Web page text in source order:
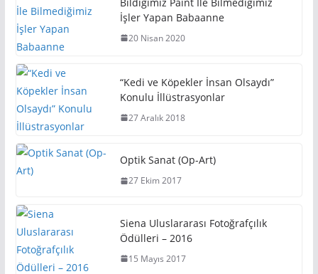
İşler Yapan Babaanne
20 Nisan 2020
“Kedi ve Köpekler İnsan Olsaydı”
Konulu İllüstrasyonlar
27 Aralık 2018
Optik Sanat (Op-Art)
27 Ekim 2017
Siena Uluslararası Fotoğrafçılık
Ödülleri – 2016
15 Mayıs 2017